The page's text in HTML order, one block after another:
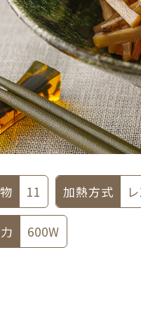
11 加熱方式
600W